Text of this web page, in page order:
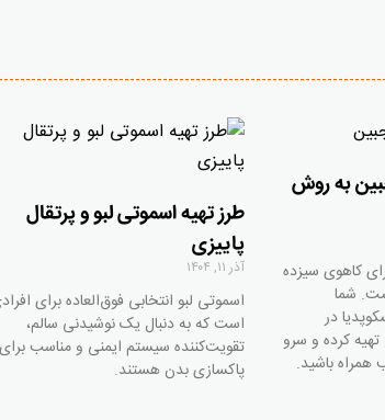
به روش
کاهوی سیزده
شما
در
کرده و سرو
همراه باشید.
طرز تهیه اسموتی لبو و پرتقال
پاییزی
آذر ۱۱, ۱۴۰۴
اسموتی لبو انتخابی فوق‌العاده برای
است که به دنبال یک نوشیدنی سالم،
تقویت‌کننده سیستم ایمنی و مناسب برای
پاکسازی بدن هستند.